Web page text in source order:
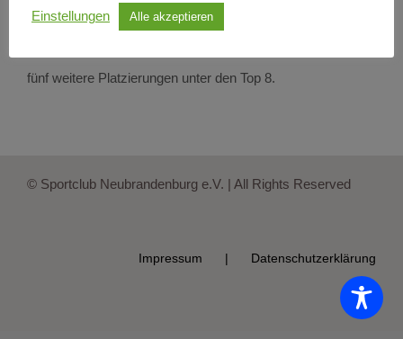
Kuhn über 60 m in 7,54s in der weiblichen U20 die
fünf weitere Platzierungen unter den Top 8.
© Sportclub Neubrandenburg e.V. | All Rights Reserved
Impressum Datenschutzerklärung
Einstellungen Alle akzeptieren